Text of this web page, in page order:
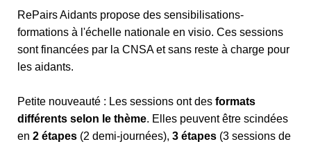
RePairs Aidants propose des sensibilisations-
formations à l'échelle nationale en visio. Ces sessions
sont financées par la CNSA et sans reste à charge pour
les aidants.
Petite nouveauté : Les sessions ont des formats
différents selon le thème. Elles peuvent être scindées
en 2 étapes (2 demi-journées), 3 étapes (3 sessions de